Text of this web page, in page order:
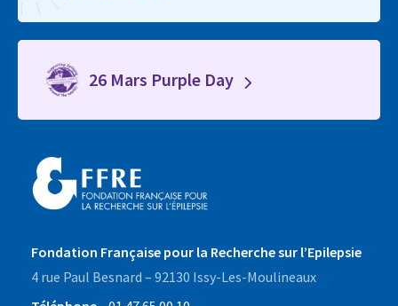
26 Mars Purple Day
Fondation Française pour la Recherche sur l’Epilepsie
4 rue Paul Besnard – 92130 Issy-Les-Moulineaux